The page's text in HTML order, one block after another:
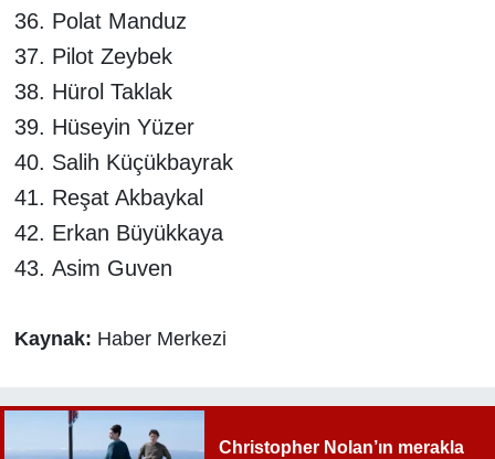
Polat Manduz
Pilot Zeybek
Hürol Taklak
Hüseyin Yüzer
Salih Küçükbayrak
Reşat Akbaykal
Erkan Büyükkaya
Asim Guven
Kaynak: Haber Merkezi
Christopher Nolan’ın merakla